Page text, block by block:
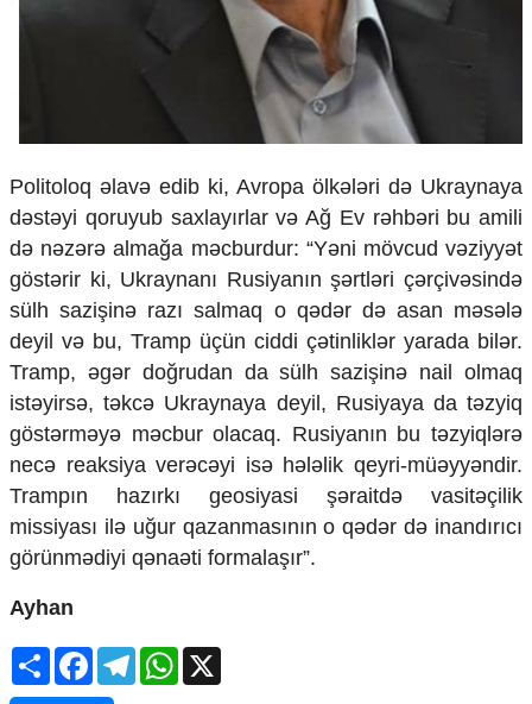
Politoloq əlavə edib ki, Avropa ölkələri də Ukraynaya
dəstəyi qoruyub saxlayırlar və Ağ Ev rəhbəri bu amili
də nəzərə almağa məcburdur: “Yəni mövcud vəziyyət
göstərir ki, Ukraynanı Rusiyanın şərtləri çərçivəsində
sülh sazişinə razı salmaq o qədər də asan məsələ
deyil və bu, Tramp üçün ciddi çətinliklər yarada bilər.
Tramp, əgər doğrudan da sülh sazişinə nail olmaq
istəyirsə, təkcə Ukraynaya deyil, Rusiyaya da təzyiq
göstərməyə məcbur olacaq. Rusiyanın bu təzyiqlərə
necə reaksiya verəcəyi isə hələlik qeyri-müəyyəndir.
Trampın hazırkı geosiyasi şəraitdə vasitəçilik
missiyası ilə uğur qazanmasının o qədər də inandırıcı
görünmədiyi qənaəti formalaşır”.
Ayhan
ShareFacebookTelegramWhatsApp